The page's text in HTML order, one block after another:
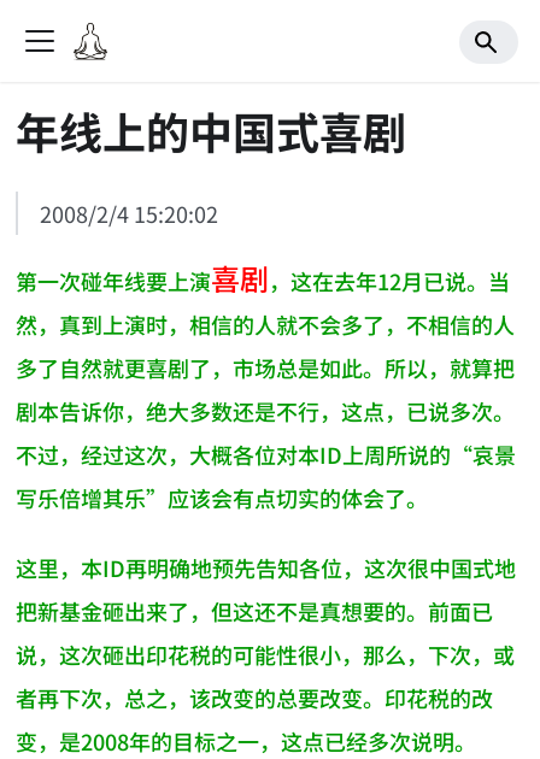
年线上的中国式喜剧
2008/2/4 15:20:02
第一次碰年线要上演喜剧，这在去年12月已说。当
然，真到上演时，相信的人就不会多了，不相信的人
多了自然就更喜剧了，市场总是如此。所以，就算把
剧本告诉你，绝大多数还是不行，这点，已说多次。
不过，经过这次，大概各位对本ID上周所说的“哀景
写乐倍增其乐”应该会有点切实的体会了。
这里，本ID再明确地预先告知各位，这次很中国式地
把新基金砸出来了，但这还不是真想要的。前面已
说，这次砸出印花税的可能性很小，那么，下次，或
者再下次，总之，该改变的总要改变。印花税的改
变，是2008年的目标之一，这点已经多次说明。